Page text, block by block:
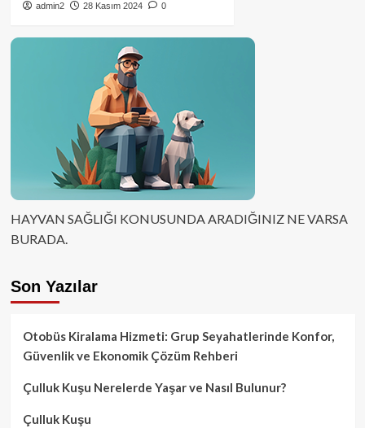
admin2 28 Kasım 2024 0
HAYVAN SAĞLIĞI KONUSUNDA ARADIĞINIZ NE VARSA
BURADA.
Son Yazılar
Otobüs Kiralama Hizmeti: Grup Seyahatlerinde Konfor,
Güvenlik ve Ekonomik Çözüm Rehberi
Çulluk Kuşu Nerelerde Yaşar ve Nasıl Bulunur?
Çulluk Kuşu